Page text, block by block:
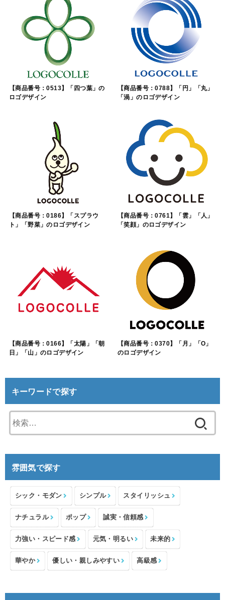
【商品番号：0513】「四つ葉」の
ロゴデザイン
【商品番号：0788】「円」「丸」
「渦」のロゴデザイン
【商品番号：0186】「スプラウ
ト」「野菜」のロゴデザイン
【商品番号：0761】「雲」「人」
「笑顔」のロゴデザイン
【商品番号：0166】「太陽」「朝
日」「山」のロゴデザイン
【商品番号：0370】「月」「O」
のロゴデザイン
キーワードで探す
索:
雰囲気で探す
シック・モダン シンプル スタイリッシュ
ナチュラル ポップ 誠実・信頼感
力強い・スピード感 元気・明るい 未来的
華やか 優しい・親しみやすい 高級感